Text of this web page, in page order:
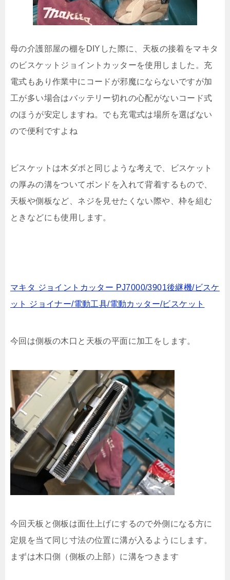
母の介護部屋の棚をDIYした際に、天板の接着をマキタ
のビスケットジョイントカッターを使用しました。充
電式もあり作業中にコードが邪魔にならないですが加
工が多い場合はバッテリー切れの心配がないコード式
のほうが安定しますね。でも充電式は場所を選ばない
ので便利ですよね
ビスケットは木ダボと同じような考えで、ビスケット
の厚みの溝をついてボンドを入れて背着するもので、
天板や側板など、ネジを見せたくない際や、枠を組む
ときなどにも使用します。
マキタ ジョイントカッター PJ7000/3901後継機/ビスケ
ット ジョイナー/電動工具/電動カッター/ビスケット
今回は側板の木口と天板の平面に加工をします。
今回天板と側板は面仕上げにするので外側になる方に
定規を当て同じ寸法の位置に溝が入るようにします。
まずは木口側（側板の上部）に溝をつきます